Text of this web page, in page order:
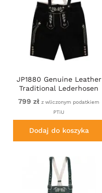
JP1880 Genuine Leather
Traditional Lederhosen
Shorts Black
799 zł z wliczonym podatkiem
PTiU
Dodaj do koszyka